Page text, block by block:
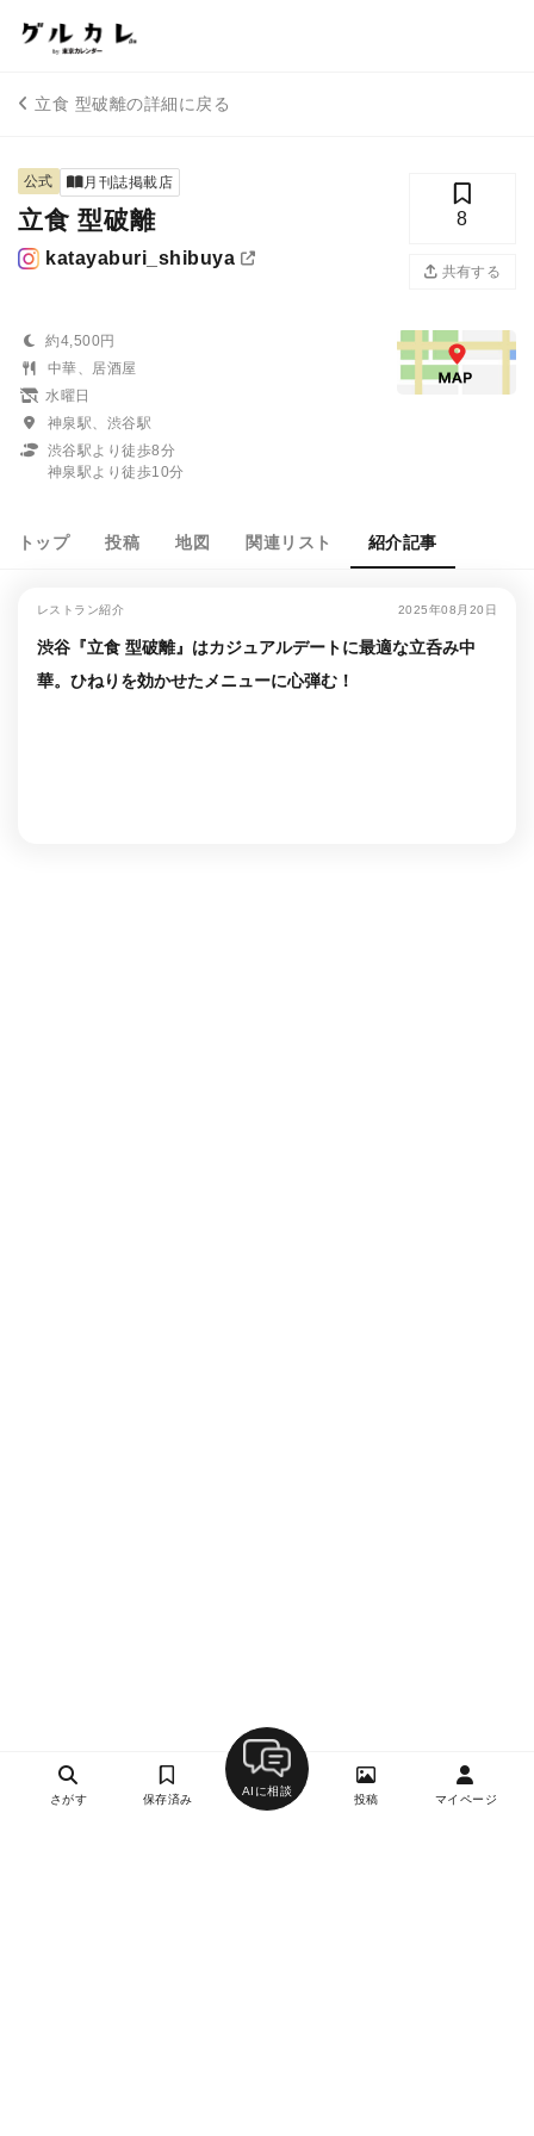
立食 型破離の詳細に戻る
公式 月刊誌掲載店
立食 型破離
katayaburi_shibuya
8
共有する
約4,500円
中華、居酒屋
水曜日
神泉駅、渋谷駅
渋谷駅より徒歩8分
神泉駅より徒歩10分
トップ 投稿 地図 関連リスト 紹介記事
レストラン紹介 2025年08月20日
渋谷『立食 型破離』はカジュアルデートに最適な立呑み中
華。ひねりを効かせたメニューに心弾む！
さがす 保存済み
AIに相談
投稿 マイページ